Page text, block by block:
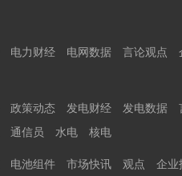
电力财经 电网数据 言论观点
政策动态 发电财经 发电数据
通信员 水电 核电
电池组件 市场快讯 观点 企业